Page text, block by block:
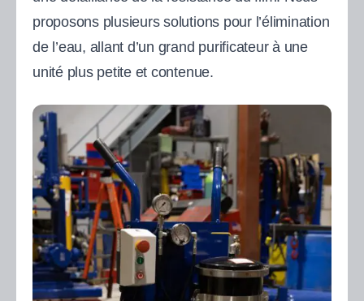
proposons plusieurs solutions pour l’élimination
de l’eau, allant d’un grand purificateur à une
unité plus petite et contenue.